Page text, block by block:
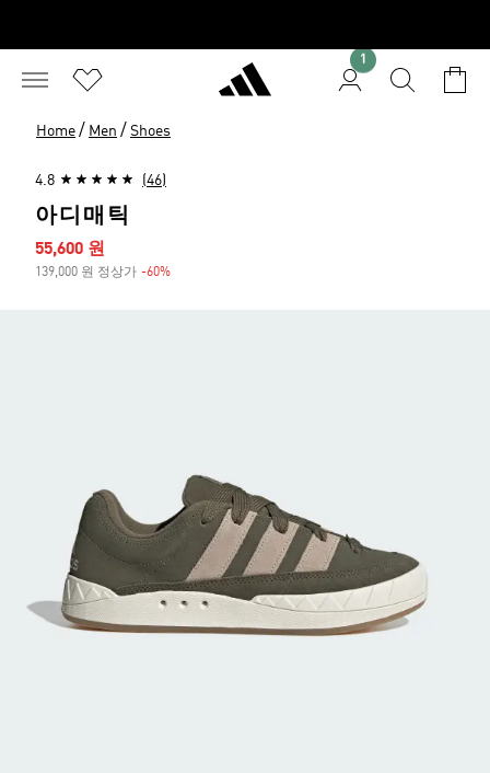
1
Home / Men / Shoes
4.8 (46)
아디매틱
세일 가격
55,600 원
139,000 원 정상가 -60%